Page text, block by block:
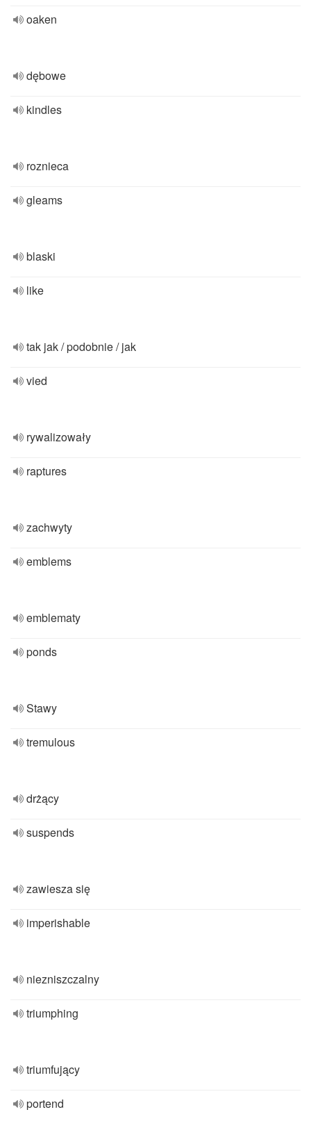
oaken
dębowe
kindles
roznieca
gleams
blaski
like
tak jak / podobnie / jak
vied
rywalizowały
raptures
zachwyty
emblems
emblematy
ponds
Stawy
tremulous
drżący
suspends
zawiesza się
imperishable
niezniszczalny
triumphing
triumfujący
portend